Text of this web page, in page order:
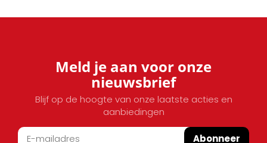
Meld je aan voor onze
nieuwsbrief
Blijf op de hoogte van onze laatste acties en
aanbiedingen
Abonneer